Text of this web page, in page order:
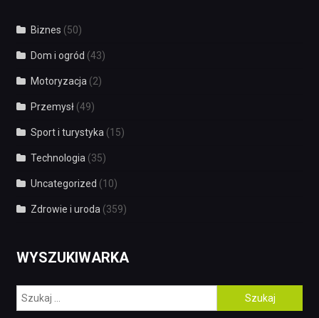
Biznes (50)
Dom i ogród (43)
Motoryzacja(2)
Przemysł(49)
Sport i turystyka(15)
Technologia(35)
Uncategorized (10)
Zdrowie i uroda(359)
WYSZUKIWARKA
Szukaj: